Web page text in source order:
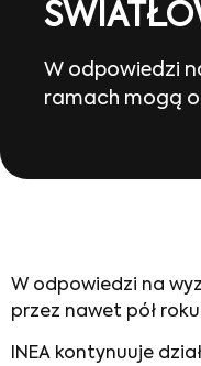
W odpowiedzi
ramach mogą
W odpowiedzi na
przez nawet pół
INEA kontynuuje